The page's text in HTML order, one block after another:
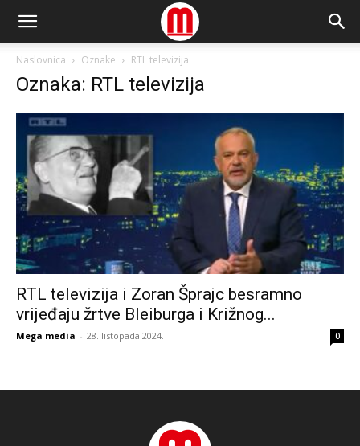
Naslovnica Oznake RTL televizija
Oznaka: RTL televizija
RTL televizija i Zoran Šprajc besramno
vrijeđaju žrtve Bleiburga i Križnog...
Mega media - 28. listopada 2024. 0